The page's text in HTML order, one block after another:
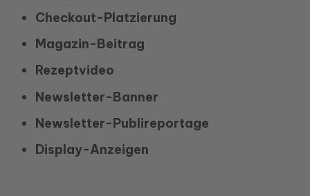
Checkout-Platzierung
Magazin-Beitrag
Rezeptvideo
Newsletter-Banner
Newsletter-Publireportage
Display-Anzeigen